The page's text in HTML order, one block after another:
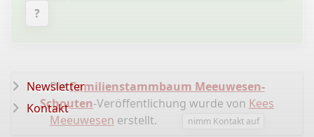
?
DieFamilienstammbaum Meeuwesen-
Schouten-Veröffentlichung wurde von Kees
Meeuwesen erstellt. nimm Kontakt auf
Newsletter
Kontakt